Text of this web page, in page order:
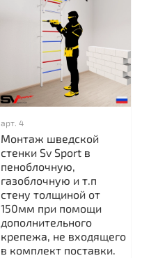
арт. 4
Монтаж шведской
стенки Sv Sport в
пеноблочную,
газоблочную и т.п
стену толщиной от
150мм при помощи
дополнительного
крепежа, не входящего
в комплект поставки.